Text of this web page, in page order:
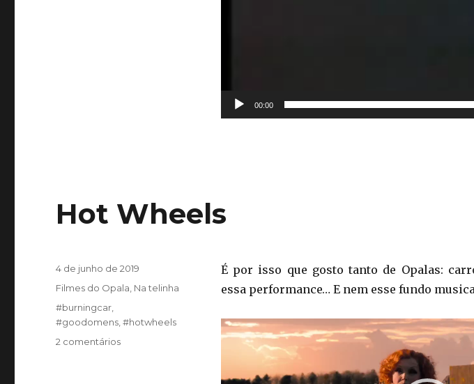
00:00
Hot Wheels
É por isso que gosto tanto de Opalas:
essa performance… E nem esse fundo
Tocador
Publicado
em
4 de junho de 2019
Categorias
Filmes do Opala, Na telinha
Tags
#burningcar,
#goodomens,#hotwheels
2 comentáriosem